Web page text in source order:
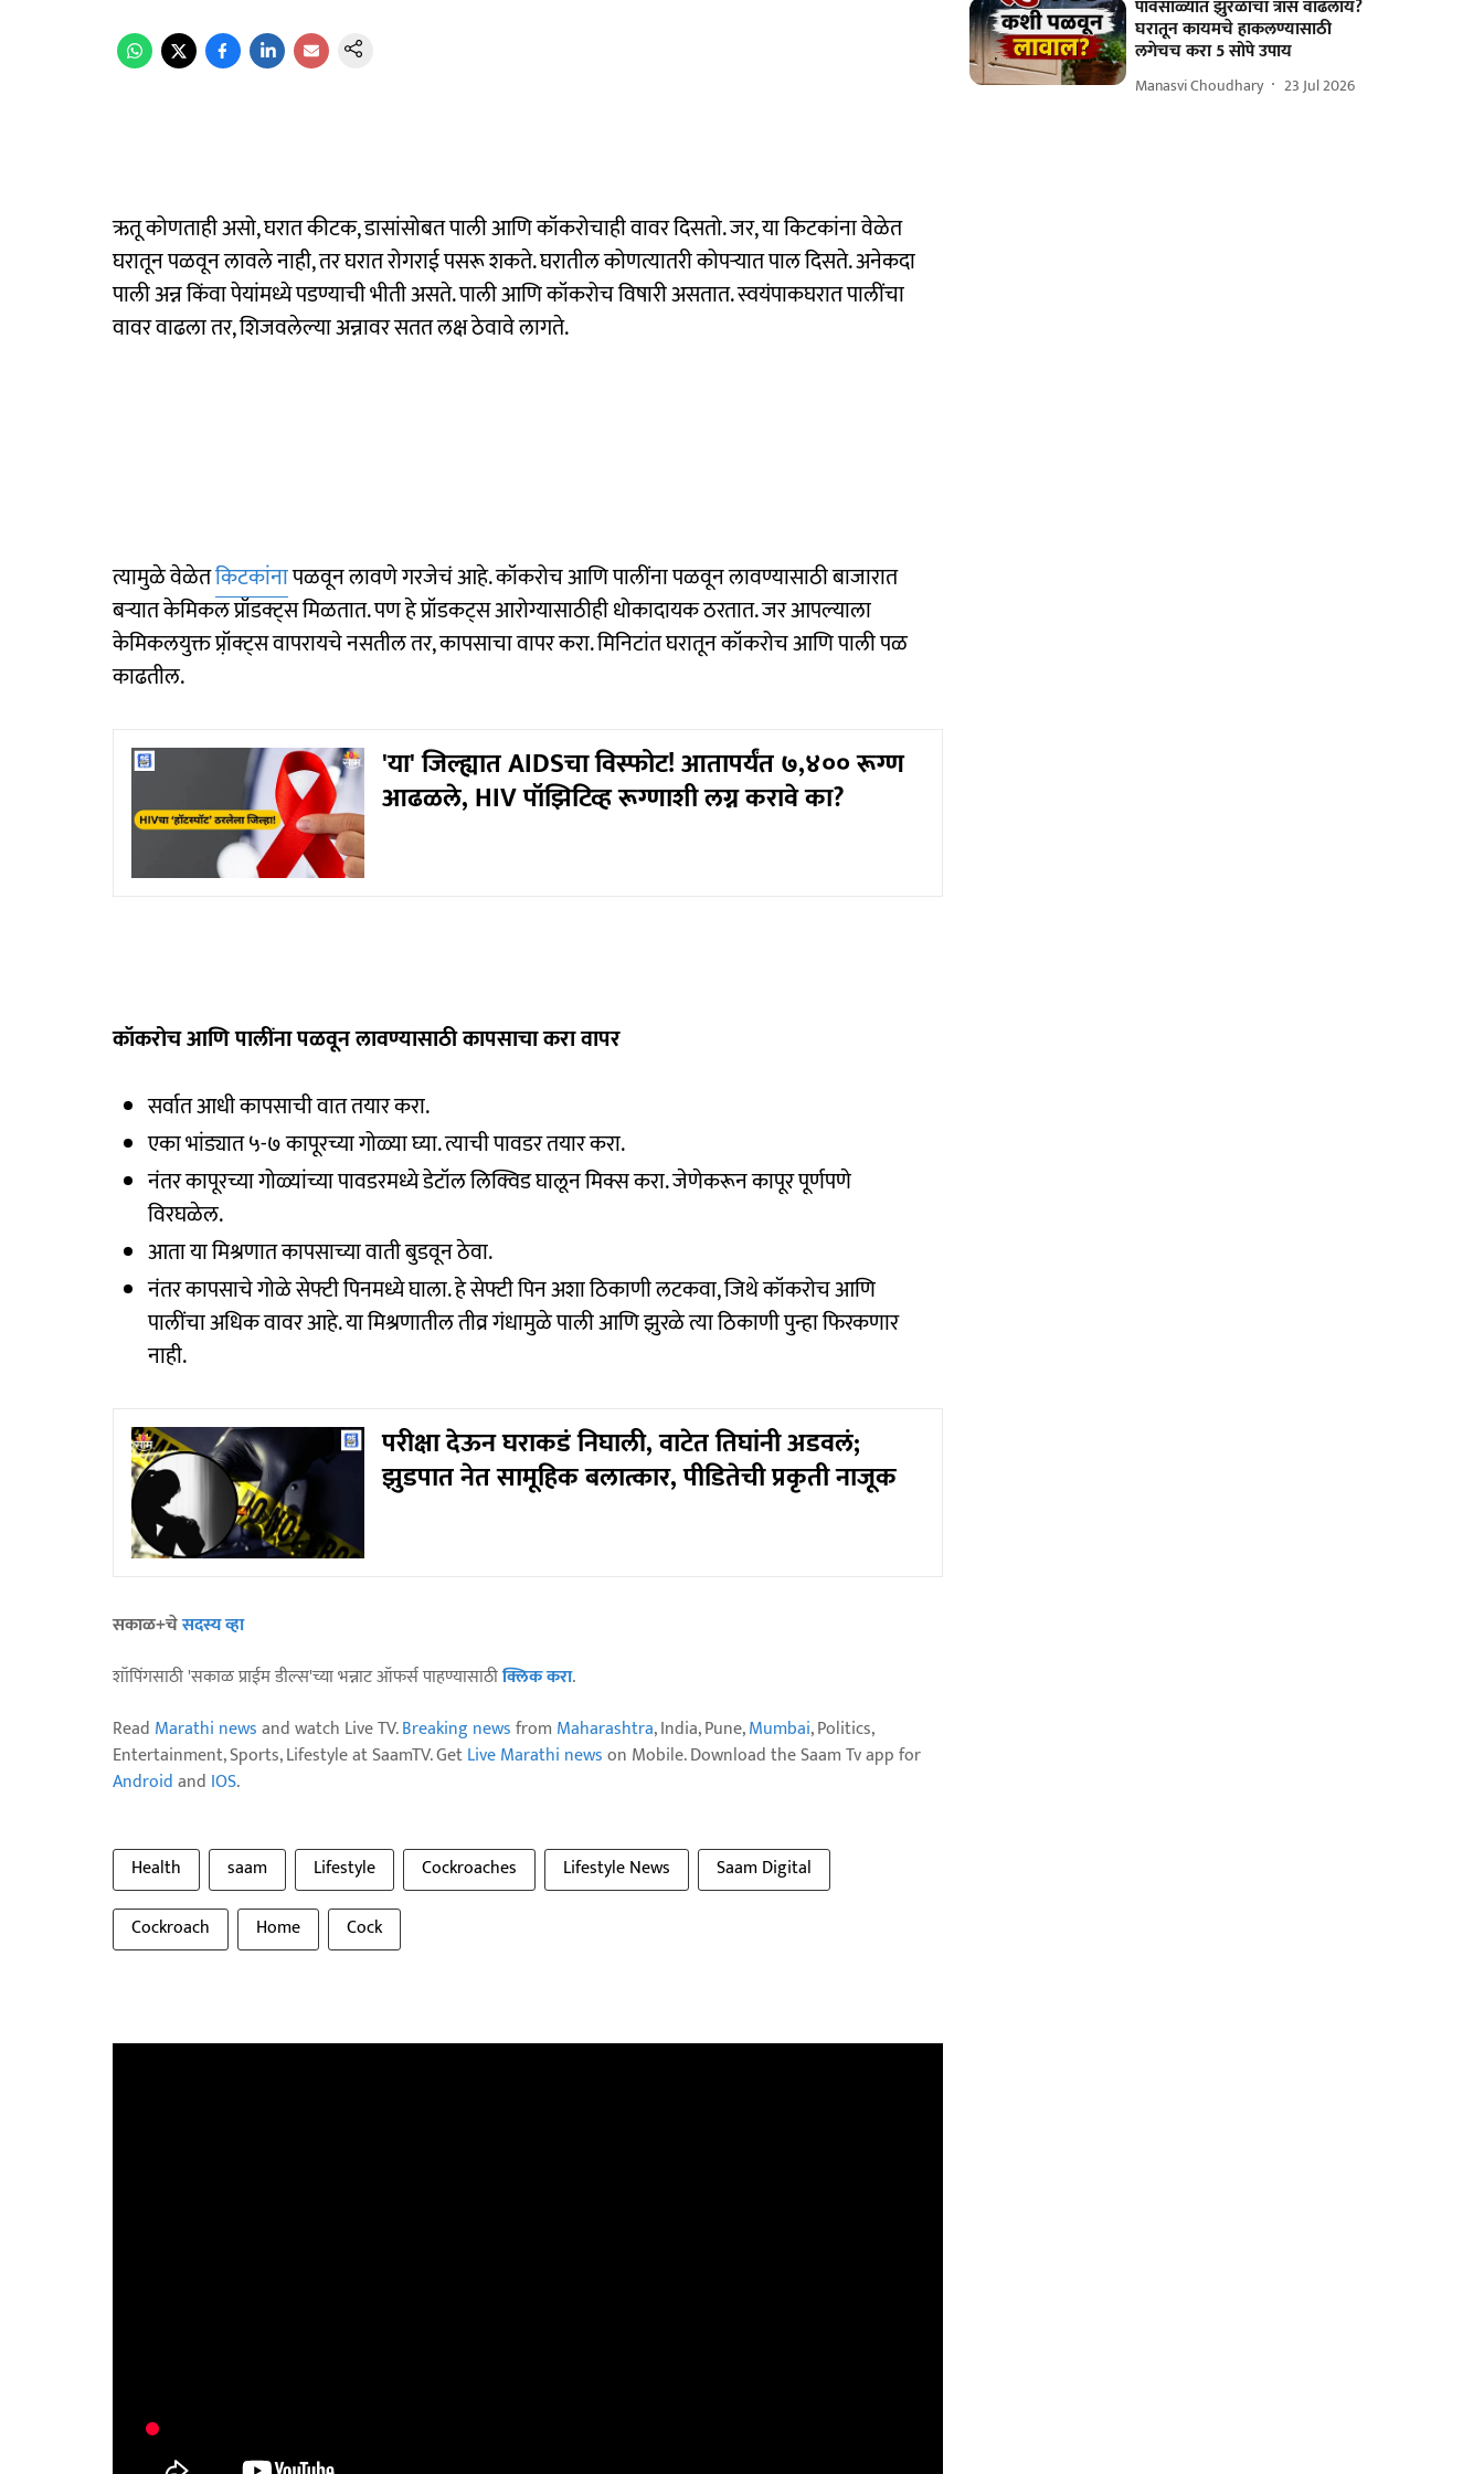
ऋतू कोणताही असो, घरात कीटक, डासांसोबत पाली आणि कॉकरोचाही वावर दिसतो. जर, या किटकांना वेळेत
घरातून पळवून लावले नाही, तर घरात रोगराई पसरू शकते. घरातील कोणत्यातरी कोपऱ्यात पाल दिसते. अनेकदा
पाली अन्न किंवा पेयांमध्ये पडण्याची भीती असते. पाली आणि कॉकरोच विषारी असतात. स्वयंपाकघरात पालींचा
वावर वाढला तर, शिजवलेल्या अन्नावर सतत लक्ष ठेवावे लागते.
त्यामुळे वेळेतकिटकांनापळवून लावणे गरजेचं आहे. कॉकरोच आणि पालींना पळवून लावण्यासाठी बाजारात
बऱ्यात केमिकल प्रॉडक्ट्स मिळतात. पण हे प्रॉडकट्स आरोग्यासाठीही धोकादायक ठरतात. जर आपल्याला
केमिकलयुक्त प्रॉ़क्ट्स वापरायचे नसतील तर, कापसाचा वापर करा. मिनिटांत घरातून कॉकरोच आणि पाली पळ
काढतील.
'या' जिल्ह्यात AIDSचा विस्फोट! आतापर्यंत ७,४०० रूग्ण
आढळले, HIV पॉझिटिव्ह रूग्णाशी लग्न करावे का?
कॉकरोच आणि पालींना पळवून लावण्यासाठी कापसाचा करा वापर
सर्वात आधी कापसाची वात तयार करा.
एका भांड्यात ५-७ कापूरच्या गोळ्या घ्या. त्याची पावडर तयार करा.
नंतर कापूरच्या गोळ्यांच्या पावडरमध्ये डेटॉल लिक्विड घालून मिक्स करा. जेणेकरून कापूर पूर्णपणे
विरघळेल.
आता या मिश्रणात कापसाच्या वाती बुडवून ठेवा.
नंतर कापसाचे गोळे सेफ्टी पिनमध्ये घाला. हे सेफ्टी पिन अशा ठिकाणी लटकवा, जिथे कॉकरोच आणि
पालींचा अधिक वावर आहे. या मिश्रणातील तीव्र गंधामुळे पाली आणि झुरळे त्या ठिकाणी पुन्हा फिरकणार
नाही.
परीक्षा देऊन घराकडं निघाली, वाटेत तिघांनी अडवलं;
झुडपात नेत सामूहिक बलात्कार, पीडितेची प्रकृती नाजूक
सकाळ+चेसदस्य व्हा
शॉपिंगसाठी 'सकाळ प्राईम डील्स'च्या भन्नाट ऑफर्स पाहण्यासाठीक्लिक करा.
Read Marathi newsand watch Live TV.Breaking newsfrom Maharashtra, India, Pune,Mumbai, Politics,
Entertainment, Sports, Lifestyle at SaamTV. GetLive Marathi newson Mobile. Download the Saam Tv app for
Androidand IOS.
Health saam Lifestyle Cockroaches Lifestyle News
Saam Digital
Cockroach
Home Cock
पावसाळ्यात झुरळांचा त्रास वाढलाय?
घरातून कायमचे हाकलण्यासाठी
लगेचच करा 5 सोपे उपाय
Manasvi Choudhary 23 Jul 2026